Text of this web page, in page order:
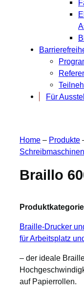
Für
Home – Produkte
Schreibmaschinen
Braillo
Braille-Drucker
für Arbeitsplatz
– der ideale
auf Papierrollen.